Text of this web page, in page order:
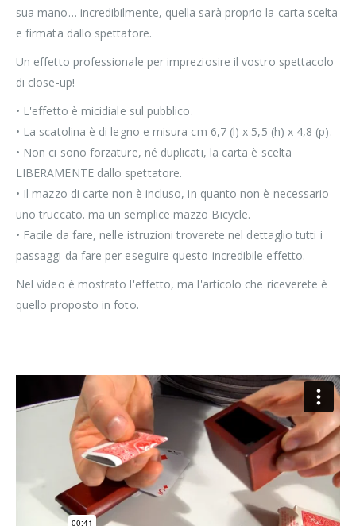
sua mano… incredibilmente, quella sarà proprio la carta scelta
e firmata dallo spettatore.
Un effetto professionale per impreziosire il vostro spettacolo
di close-up!
• L'effetto è micidiale sul pubblico.
• La scatolina è di legno e misura cm 6,7 (l) x 5,5 (h) x 4,8 (p).
• Non ci sono forzature, né duplicati, la carta è scelta
LIBERAMENTE dallo spettatore.
• Il mazzo di carte non è incluso, in quanto non è necessario
uno truccato. ma un semplice mazzo Bicycle.
• Facile da fare, nelle istruzioni troverete nel dettaglio tutti i
passaggi da fare per eseguire questo incredibile effetto.
Nel video è mostrato l'effetto, ma l'articolo che riceverete è
quello proposto in foto.